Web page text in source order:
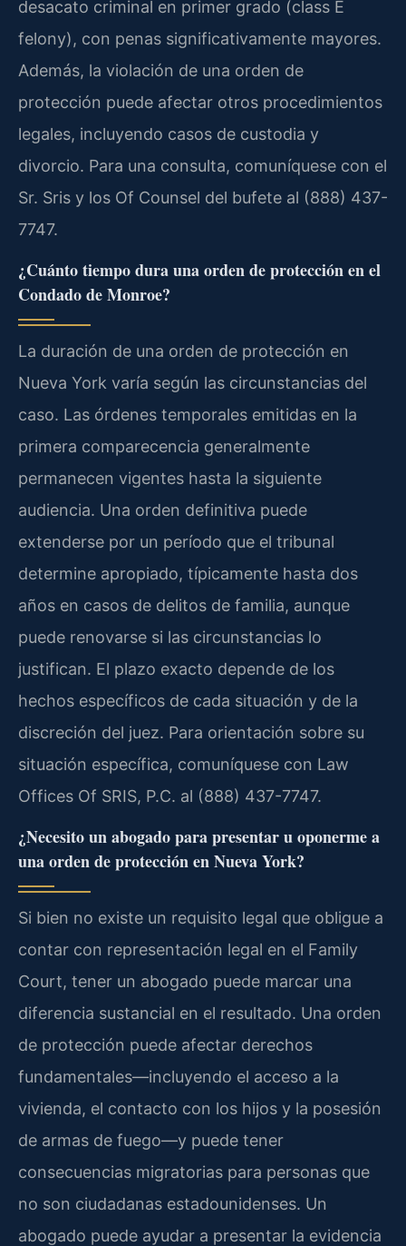
desacato criminal en primer grado (class E
felony), con penas significativamente mayores.
Además, la violación de una orden de
protección puede afectar otros procedimientos
legales, incluyendo casos de custodia y
divorcio. Para una consulta, comuníquese con el
Sr. Sris y los Of Counsel del bufete al (888) 437-
7747.
¿Cuánto tiempo dura una orden de protección en el
Condado de Monroe?
La duración de una orden de protección en
Nueva York varía según las circunstancias del
caso. Las órdenes temporales emitidas en la
primera comparecencia generalmente
permanecen vigentes hasta la siguiente
audiencia. Una orden definitiva puede
extenderse por un período que el tribunal
determine apropiado, típicamente hasta dos
años en casos de delitos de familia, aunque
puede renovarse si las circunstancias lo
justifican. El plazo exacto depende de los
hechos específicos de cada situación y de la
discreción del juez. Para orientación sobre su
situación específica, comuníquese con Law
Offices Of SRIS, P.C. al (888) 437-7747.
¿Necesito un abogado para presentar u oponerme a
una orden de protección en Nueva York?
Si bien no existe un requisito legal que obligue a
contar con representación legal en el Family
Court, tener un abogado puede marcar una
diferencia sustancial en el resultado. Una orden
de protección puede afectar derechos
fundamentales—incluyendo el acceso a la
vivienda, el contacto con los hijos y la posesión
de armas de fuego—y puede tener
consecuencias migratorias para personas que
no son ciudadanas estadounidenses. Un
abogado puede ayudar a presentar la evidencia